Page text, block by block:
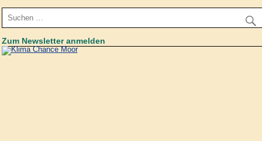
Zum Newsletter anmelden